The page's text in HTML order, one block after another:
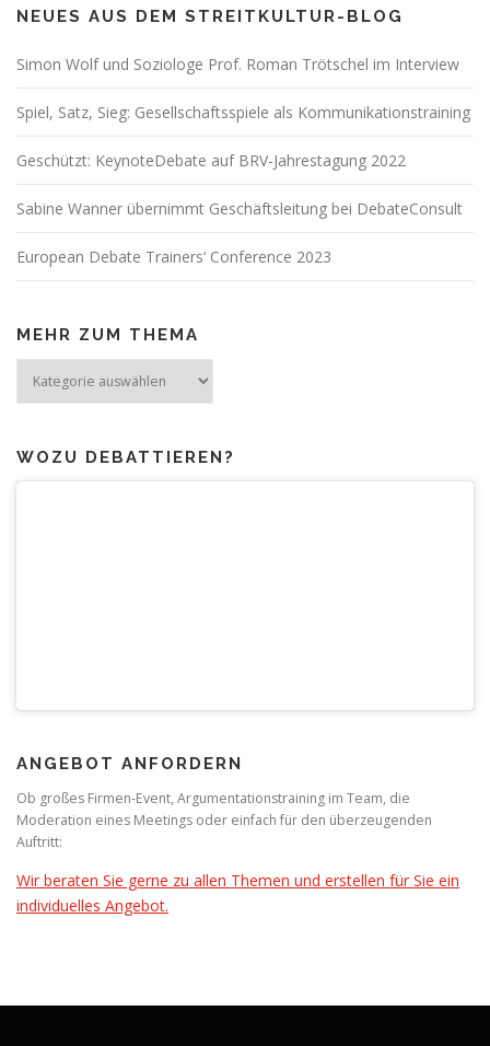
NEUES AUS DEM STREITKULTUR-BLOG
Simon Wolf und Soziologe Prof. Roman Trötschel im Interview
Spiel, Satz, Sieg: Gesellschaftsspiele als Kommunikationstraining
Geschützt: KeynoteDebate auf BRV-Jahrestagung 2022
Sabine Wanner übernimmt Geschäftsleitung bei DebateConsult
European Debate Trainers‘ Conference 2023
MEHR ZUM THEMA
zum
WOZU DEBATTIEREN?
ANGEBOT ANFORDERN
Ob großes Firmen-Event, Argumentationstraining im Team, die
Moderation eines Meetings oder einfach für den überzeugenden
Auftritt:
Wir beraten Sie gerne zu allen Themen und erstellen für Sie ein
individuelles Angebot.